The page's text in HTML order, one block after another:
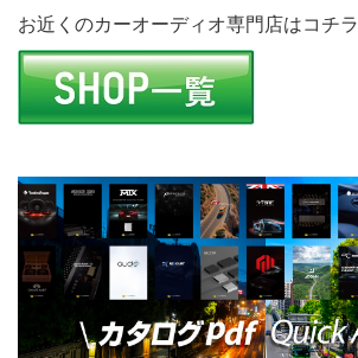
お近くのカーオーディオ専門店はコチラ